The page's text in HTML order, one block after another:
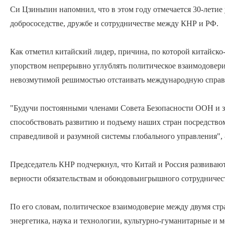
Си Цзиньпин напомнил, что в этом году отмечается 30-летие
добрососедстве, дружбе и сотрудничестве между КНР и РФ.
Как отметил китайский лидер, причина, по которой
упорством непрерывно углублять политическое
невозмутимой решимостью отстаивать международную
"Будучи постоянными членами Совета Безопасности ООН и
способствовать развитию и подъему наших стран
справедливой и разумной системы глобального
Председатель КНР подчеркнул, что Китай и Россия
верности обязательствам и обоюдовыигрышного
По его словам, политическое взаимодоверие между двумя
энергетика, наука и технологии, культурно-гуманитарные